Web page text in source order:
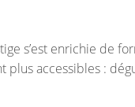
s’est enrichie de
plus accessibles :